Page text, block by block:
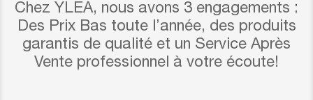
Chez YLEA, nous avons 3 engagements :
Des Prix Bas toute l’année, des produits
garantis de qualité et un Service Après
Vente professionnel à votre écoute!